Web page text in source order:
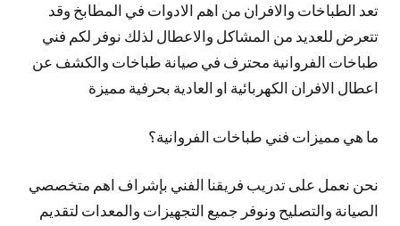
تعد الطباخات والافران من اهم الادوات في المطابخ وقد
تتعرض للعديد من المشاكل والاعطال لذلك نوفر لكم فني
طباخات الفروانية محترف في صيانة طباخات والكشف عن
اعطال الافران الكهربائية او العادية بحرفية مميزة
ما هي مميزات فني طباخات الفروانية؟
نحن نعمل على تدريب فريقنا الفني بإشراف اهم متخصصي
الصيانة والتصليح ونوفر جميع التجهيزات والمعدات لتقديم